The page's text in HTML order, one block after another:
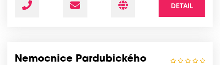
DETAIL
Nemocnice Pardubického